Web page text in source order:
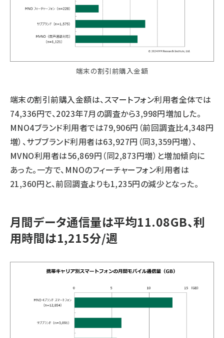
端末の割引前購入金額
端末の割引前購入金額は、スマートフォン利用者全体では
74,336円で、2023年7月の調査から3,998円増加した。
MNO4ブランド利用者では79,906円（前回調査比4,348円
増）、サブブランド利用者は63,927円（同3,359円増）、
MVNO利用者は56,869円（同2,873円増）と増加傾向に
あった。一方で、MNOのフィーチャーフォン利用者は
21,360円と、前回調査よりも1,235円の減少となった。
月間データ通信量は平均11.08GB、利
用時間は1,215分/週